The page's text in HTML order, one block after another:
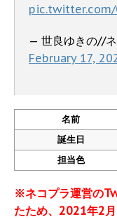
pic.twitter.com/
— 世良ゆきの//
February 17,
名前
誕生日
担当色
※ネコプラ運営の
たため、2021年2